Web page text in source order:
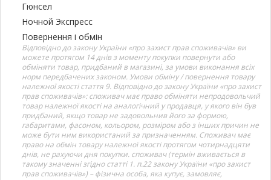
Гюнсел
Ночной Экспресс
Повернення і обмін
Відповідно до закону України «про захист прав споживачів» ви
можете протягом 14 днів з моменту покупки повернути або
обміняти товар, придбаний в магазині, за умови виконання всіх
норм передбачених законом. Умови обміну / повернення товару
належної якості стаття 9. Відповідно до закону України «про захист
прав споживачів»: споживач має право обміняти непродовольчий
товар належної якості на аналогічний у продавця, у якого він був
придбаний, якщо товар не задовольнив його за формою,
габаритами, фасоном, кольором, розміром або з інших причин не
може бути ним використаний за призначенням. Споживач має
право на обмін товару належної якості протягом чотирнадцяти
днів, не рахуючи дня покупки. споживач (термін вживається в
такому значенні згідно статті 1. п.22 закону України «про захист
прав споживачів») – фізична особа, яка купує, замовляє,